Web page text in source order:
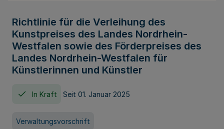
Richtlinie für die Verleihung des
Kunstpreises des Landes Nordrhein-
Westfalen sowie des Förderpreises des
Landes Nordrhein-Westfalen für
Künstlerinnen und Künstler
In Kraft Seit 01. Januar 2025
Verwaltungsvorschrift